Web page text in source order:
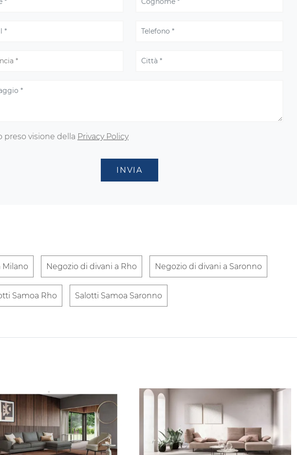
preso visione della Privacy Policy
INVIA
Milano Negozio di divani a Rho Negozio di divani a Saronno
Samoa Rho Salotti Samoa Saronno